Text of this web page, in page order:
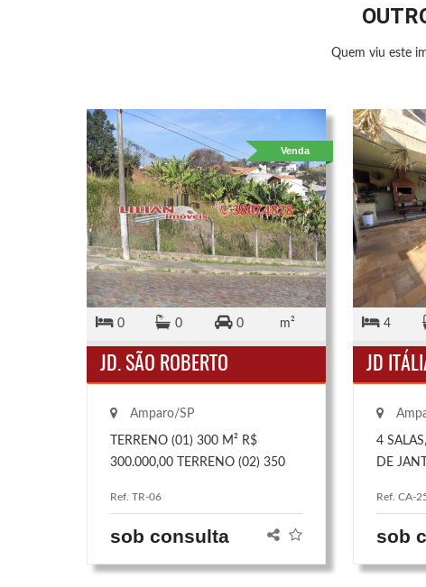
Quem viu este
Venda
0 0 0 m²
JD. SÃO ROBERTO
Amparo/SP
TERRENO (01) 300 M² R$
300.000,00 TERRENO (02) 350
Ref. TR-06
sob consulta
4
JD
4
DE
Ref. CA-
sob